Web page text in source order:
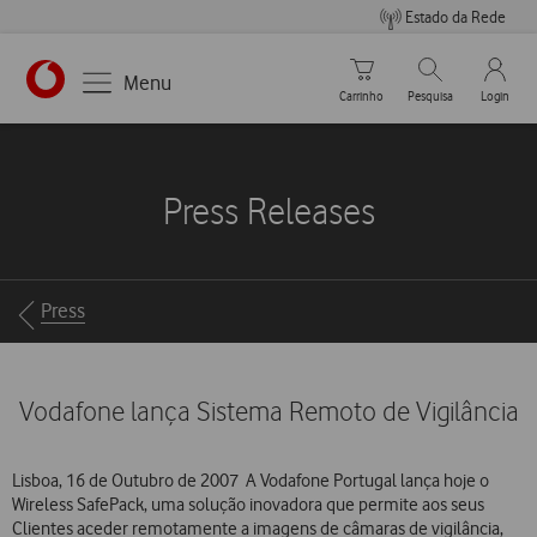
Estado da Rede
https://www.vodafone.pt
Menu
Carrinho de compras
Carrinho
Pesquisar
Pesquisa
My
Login
Press Releases
Breadcrumbs
Press
Vodafone lança Sistema Remoto de Vigilância
Lisboa, 16 de Outubro de 2007  A Vodafone Portugal lança hoje o
Wireless SafePack, uma solução inovadora que permite aos seus
Clientes aceder remotamente a imagens de câmaras de vigilância,